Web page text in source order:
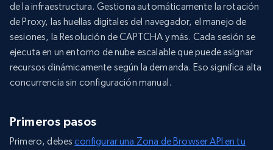
de la infraestructura. Gestiona automáticamente la rotación
de Proxy, las huellas digitales del navegador, el manejo de
sesiones, la Resolución de CAPTCHA y más. Cada sesión se
ejecuta en un entorno de nube escalable que puede asignar
recursos dinámicamente según la demanda. Eso significa alta
concurrencia sin configuración manual.
Primeros pasos
Primero, debesconfigurar una Zona de Browser API en tu